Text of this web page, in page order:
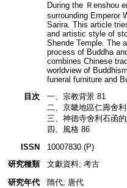
During the Ｒenshou
surrounding Emperor
Sarira. This article
and artistic style of
Shende Temple. The
process of Buddha
combines Chinese
worldview of
funeral furniture and
目次
一、宗教背景 81
二、京畿地區仁壽舍
三、神德寺舍利石函
四、風格 86
ISSN
10007830 (P)
研究種類
文獻資料; 考古
研究年代
隋代; 唐代